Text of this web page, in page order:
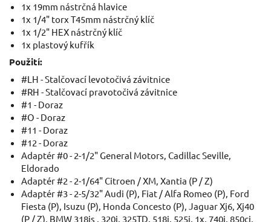
1x 19mm nástrčná hlavice
1x 1/4" torx T45mm nástrčný klíč
1x 1/2" HEX nástrčný klíč
1x plastový kufřík
Použití:
#LH - Stalčovací levotočivá závitnice
#RH - Stalčovací pravotočivá závitnice
#1 - Doraz
#O - Doraz
#11 - Doraz
#12 - Doraz
Adaptér #0 - 2-1/2" General Motors, Cadillac Seville,
Eldorado
Adaptér #2 - 2-1/64" Citroen / XM, Xantia (P / Z)
Adaptér #3 - 2-5/32" Audi (P), Fiat / Alfa Romeo (P), Ford
Fiesta (P), Isuzu (P), Honda Concesto (P), Jaguar Xj6, Xj40
(P / Z), BMW 318is , 320i, 325TD, 518i, 525i, 1x, 740i, 850ci,